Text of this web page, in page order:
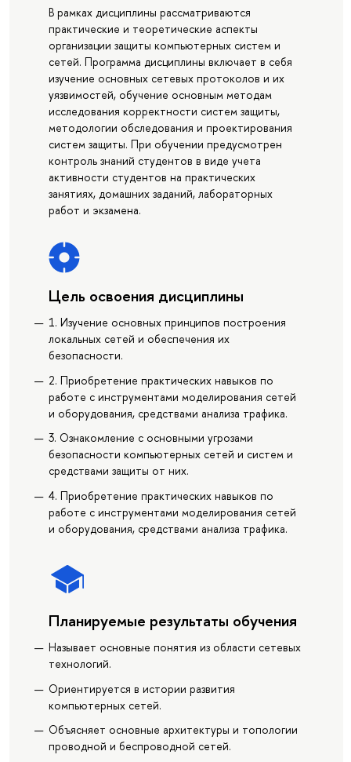
В рамках дисциплины рассматриваются
практические и теоретические аспекты
организации защиты компьютерных систем и
сетей. Программа дисциплины включает в себя
изучение основных сетевых протоколов и их
уязвимостей, обучение основным методам
исследования корректности систем защиты,
методологии обследования и проектирования
систем защиты. При обучении предусмотрен
контроль знаний студентов в виде учета
активности студентов на практических
занятиях, домашних заданий, лабораторных
работ и экзамена.
Цель освоения дисциплины
1. Изучение основных принципов построения
локальных сетей и обеспечения их
безопасности.
2. Приобретение практических навыков по
работе с инструментами моделирования сетей
и оборудования, средствами анализа трафика.
3. Ознакомление с основными угрозами
безопасности компьютерных сетей и систем и
средствами защиты от них.
4. Приобретение практических навыков по
работе с инструментами моделирования сетей
и оборудования, средствами анализа трафика.
Планируемые результаты обучения
Называет основные понятия из области сетевых
технологий.
Ориентируется в истории развития
компьютерных сетей.
Объясняет основные архитектуры и топологии
проводной и беспроводной сетей.